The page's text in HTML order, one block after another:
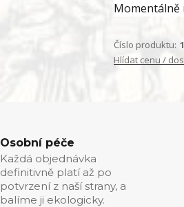
Momentálně
Číslo produktu:
Hlídat cenu /
Osobní péče
Každá objednávka
definitivně platí až po
potvrzení z naší strany, a
balíme ji ekologicky.